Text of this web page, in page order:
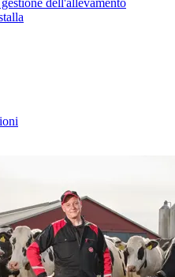
dell'allevamento